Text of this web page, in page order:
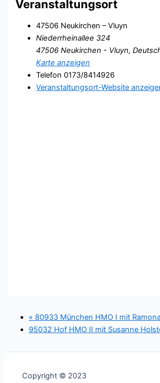
Veranstaltungsort
47506 Neukirchen – Vluyn
Niederrheinallee 324
47506 Neukirchen - Vluyn,
Karte anzeigen
Telefon 0173/8414926
Veranstaltungsort-Website
« 80933 München HMO I mit
95032 Hof HMO II mit Susanne
Copyright © 2023